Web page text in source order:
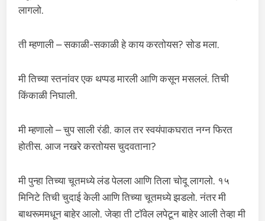
लागलो.
ती म्हणाली – सकाळी-सकाळी हे काय करतोयस? सोड मला.
मी तिच्या स्तनांवर एक थप्पड मारली आणि कसून मसललं. तिची
किंकाळी निघाली.
मी म्हणालो – चुप साली रंडी. काल तर स्वयंपाकघरात नग्न फिरत
होतीस. आज नखरे करतोयस चुदवताना?
मी पुन्हा तिच्या चूतमध्ये लंड पेलला आणि तिला चोदू लागलो. १५
मिनिटे तिची चुदाई केली आणि तिच्या चूतमध्ये झडलो. नंतर मी
बाथरूममधून बाहेर आलो. जेव्हा ती टॉवेल लपेटून बाहेर आली तेव्हा मी